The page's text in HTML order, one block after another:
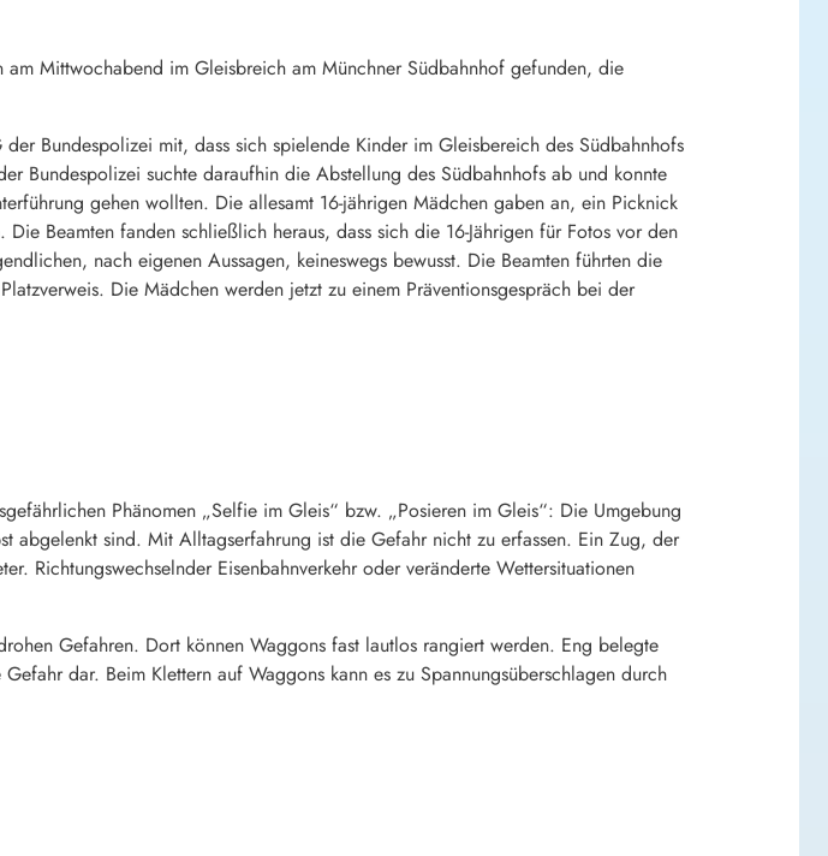
Mittwochabend im Gleisbreich am Münchner Südbahnhof gefunden, die
Bundespolizei mit, dass sich spielende Kinder im Gleisbereich des Südbahnhofs
Bundespolizei suchte daraufhin die Abstellung des Südbahnhofs ab und konnte
gehen wollten. Die allesamt 16-jährigen Mädchen gaben an, ein Picknick
Beamten fanden schließlich heraus, dass sich die 16-Jährigen für Fotos vor den
nach eigenen Aussagen, keineswegs bewusst. Die Beamten führten die
Die Mädchen werden jetzt zu einem Präventionsgespräch bei der
Phänomen „Selfie im Gleis“ bzw. „Posieren im Gleis“: Die Umgebung
abgelenkt sind. Mit Alltagserfahrung ist die Gefahr nicht zu erfassen. Ein Zug, der
Richtungswechselnder Eisenbahnverkehr oder veränderte Wettersituationen
Gefahren. Dort können Waggons fast lautlos rangiert werden. Eng belegte
dar. Beim Klettern auf Waggons kann es zu Spannungsüberschlagen durch